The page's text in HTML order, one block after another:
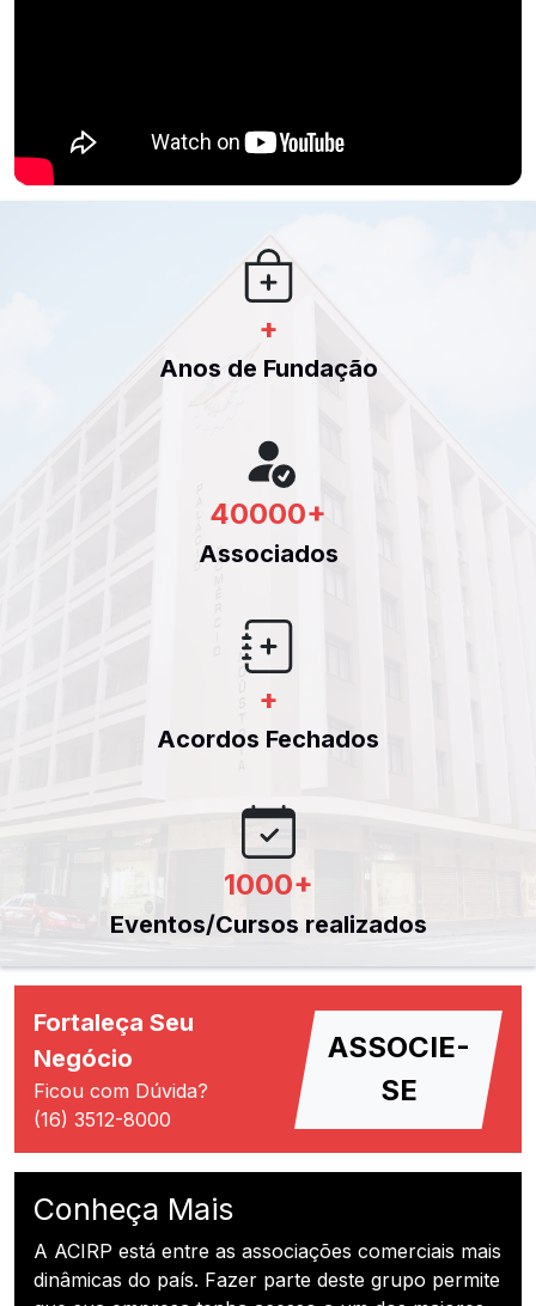
+
Anos de Fundação
40000+
Associados
+
Acordos Fechados
1000+
Eventos/Cursos realizados
Fortaleça Seu
Negócio
Ficou com Dúvida?
(16) 3512-8000
ASSOCIE-
SE
Conheça Mais
A ACIRP está entre as associações comerciais mais
dinâmicas do país. Fazer parte deste grupo permite